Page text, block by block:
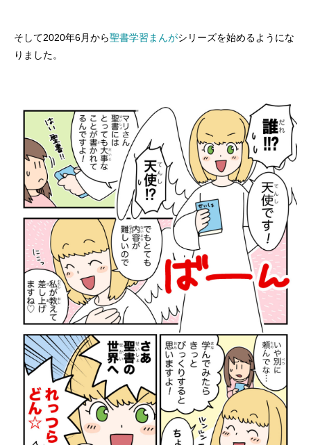
そして2020年6月から聖書学習まんがシリーズを始めるようにな
りました。